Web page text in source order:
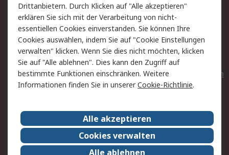
Rechtliches
AGB
Datenschutz
Cookie-Richtlinie
Zahlungsbedingungen
Copyright/Impressum
Entsorgung
Elektrogeräte/Batterien
RS weltweit
Karriere bei RS
Nachhaltigkeit
Qualität/Umwelt/ZertifikatePresse-Center
Drittanbietern. Durch Klicken auf "Alle akzeptieren"
erklären Sie sich mit der Verarbeitung von nicht-
essentiellen Cookies einverstanden. Sie können Ihre
Cookies auswählen, indem Sie auf "Cookie Einstellungen
verwalten" klicken. Wenn Sie dies nicht möchten, klicken
Sie auf "Alle ablehnen". Dies kann den Zugriff auf
bestimmte Funktionen einschränken. Weitere
Informationen finden Sie in unsererCookie-Richtlinie.
Alle akzeptieren
Cookies verwalten
Alle ablehnen